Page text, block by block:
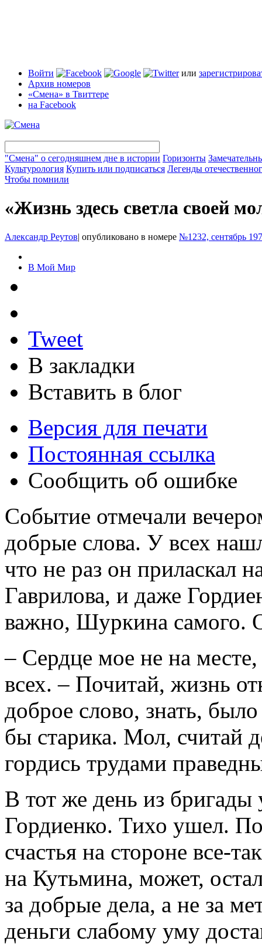
Войти или
Архив номеров
«Смена» в Твиттере
на Facebook
"Смена" о сегодняшнем дне в истории Горизонты
Культурология Купить или подписаться Легенды
Чтобы помнили
«Жизнь здесь светла своей
Александр Реутов| опубликовано в номере №1232, сентябрь
В Мой Мир
Tweet
В закладки
Вставить в блог
Версия для печати
Постоянная ссылка
Сообщить об ошибке
Событие отмечали
добрые слова. У всех
что не раз он приласкал
Гаврилова, и даже
важно, Шуркина самого.
– Сердце мое не на
всех. – Почитай, жизнь
доброе слово, знать,
бы старика. Мол, считай
гордись трудами
В тот же день из
Гордиенко. Тихо ушел.
счастья на стороне все-
на Кутьмина, может,
за добрые дела, а не за
деньги слабому уму